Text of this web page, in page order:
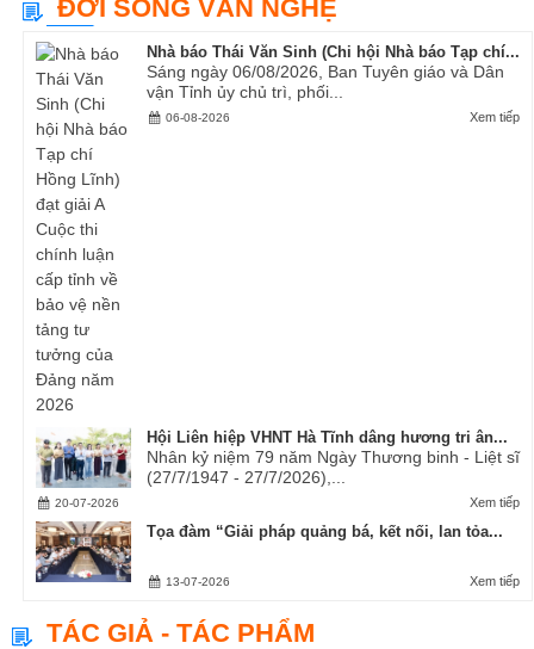
ĐỜI SỐNG VĂN NGHỆ
Nhà báo Thái Văn Sinh (Chi hội Nhà báo Tạp chí...
Sáng ngày 06/08/2026, Ban Tuyên giáo và Dân
vận Tỉnh ủy chủ trì, phối...
Xem tiếp
06-08-2026
Hội Liên hiệp VHNT Hà Tĩnh dâng hương tri ân...
Nhân kỷ niệm 79 năm Ngày Thương binh - Liệt sĩ
(27/7/1947 - 27/7/2026),...
Xem tiếp
20-07-2026
Tọa đàm “Giải pháp quảng bá, kết nối, lan tỏa...
Xem tiếp
13-07-2026
TÁC GIẢ - TÁC PHẨM